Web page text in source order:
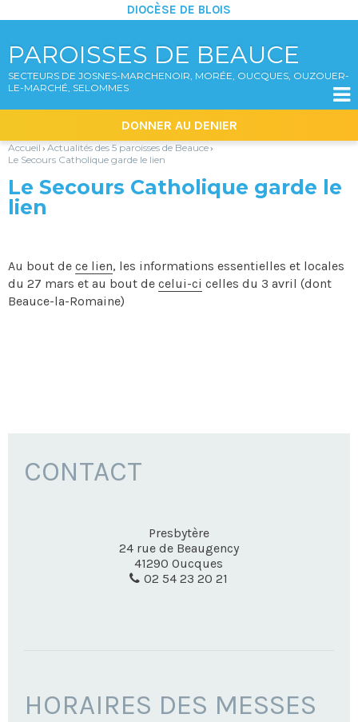
PAROISSES DE BEAUCE
SECTEURS DE JOSNES-MARCHENOIR, MORÉE, OUCQUES, OUZOUER-
LE-MARCHÉ, SELOMMES
DIOCÈSE DE BLOIS
|
Aller
navigation
DONNER AU DENIER

Accueil › Actualités des 5 paroisses de Beauce›
Le Secours Catholique garde le lien
Le Secours Catholique garde le
lien
Au bout de ce lien, les informations essentielles et locales
du 27 mars et au bout de celui-ci celles du 3 avril (dont
Beauce-la-Romaine)
CONTACT
Presbytère
24 rue de Beaugency
41290 Oucques
02 54 23 20 21
HORAIRES DES MESSES